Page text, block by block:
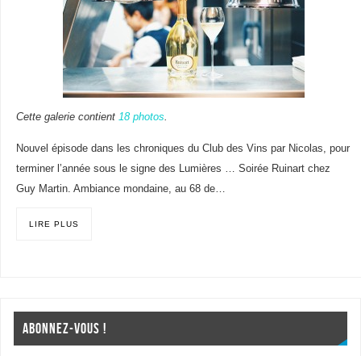
Cette galerie contient 18 photos.
Nouvel épisode dans les chroniques du Club des Vins par Nicolas, pour
terminer l’année sous le signe des Lumières … Soirée Ruinart chez
Guy Martin. Ambiance mondaine, au 68 de…
LIRE PLUS
ABONNEZ-VOUS !